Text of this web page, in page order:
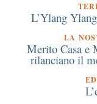
L’Ylang
LA
Merito Casa e
rilanciano il